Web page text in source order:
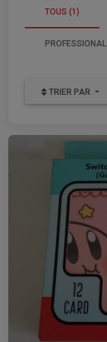
TOUS (1)
TRIER PAR